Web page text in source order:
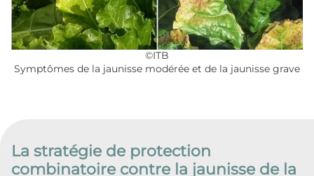
©ITB
Symptômes de la jaunisse modérée et de la jaunisse grave
La stratégie de protection
combinatoire contre la jaunisse de la